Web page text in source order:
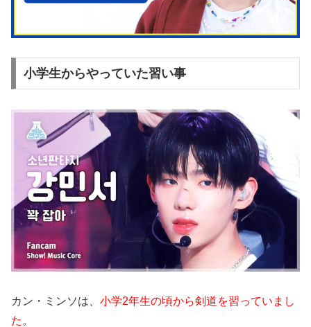
小学生からやっていた習い事
カン・ミンソは、 小学2年生の頃から剣道を習っていまし
た 。